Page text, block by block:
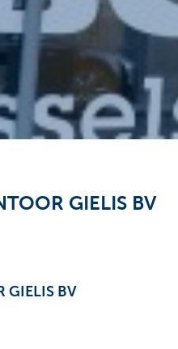
GIELIS BV
GIELIS BV